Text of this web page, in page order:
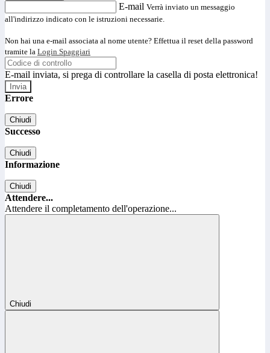
E-mail Verrà inviato un messaggio
all'indirizzo indicato con le istruzioni necessarie.
Non hai una e-mail associata al nome utente? Effettua il reset della password
tramite la Login Spaggiari
E-mail inviata, si prega di controllare la casella di posta elettronica!
Errore
Chiudi
Successo
Chiudi
Informazione
Chiudi
Attendere...
Attendere il completamento dell'operazione...
Chiudi